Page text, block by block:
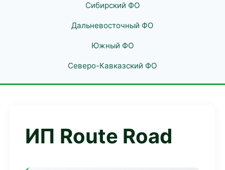
Сибирский ФО
Дальневосточный ФО
Южный ФО
Северо-Кавказский ФО
ИП Route Road